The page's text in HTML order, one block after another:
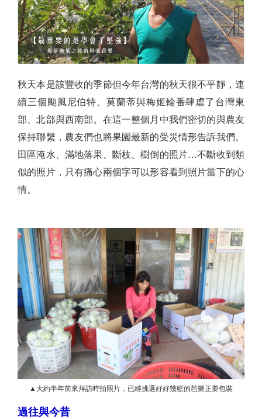
秋天本是該豐收的季節但今年台灣的秋天很不平靜，連
續三個颱風尼伯特、莫蘭蒂與梅姬輪番肆虐了台灣東
部、北部與西南部。在這一整個月中我們密切的與農友
保持聯繫，農友們也將果園最新的受災情形告訴我們。
田區淹水、滿地落果、斷枝、樹倒的照片…不斷收到類
似的照片，只有痛心兩個字可以形容看到照片當下的心
情。
▲大約半年前來拜訪時拍照片，已經挑選好好幾籃的芭樂正要包裝
過往與今昔